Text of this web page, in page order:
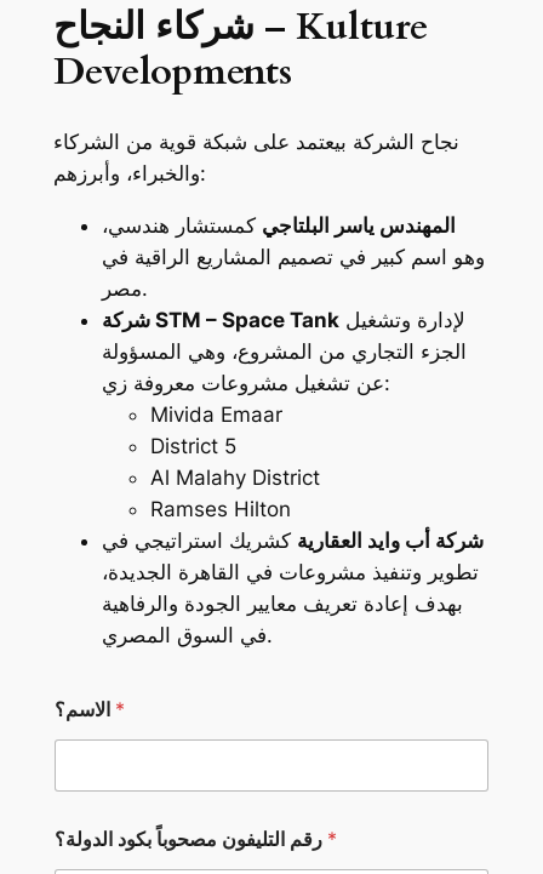
شركاء النجاح – Kulture
Developments
نجاح الشركة بيعتمد على شبكة قوية من الشركاء
والخبراء، وأبرزهم:
المهندس ياسر البلتاجي كمستشار هندسي،
وهو اسم كبير في تصميم المشاريع الراقية في
مصر.
شركة STM – Space Tankلإدارة وتشغيل
الجزء التجاري من المشروع، وهي المسؤولة
عن تشغيل مشروعات معروفة زي:
Mivida Emaar
District 5
Al Malahy District
Ramses Hilton
شركة أب وايد العقارية كشريك استراتيجي في
تطوير وتنفيذ مشروعات في القاهرة الجديدة،
بهدف إعادة تعريف معايير الجودة والرفاهية
في السوق المصري.
الاسم؟ *
ص
ح
رقم التليفون مصحوباً بكود الدولة؟ *